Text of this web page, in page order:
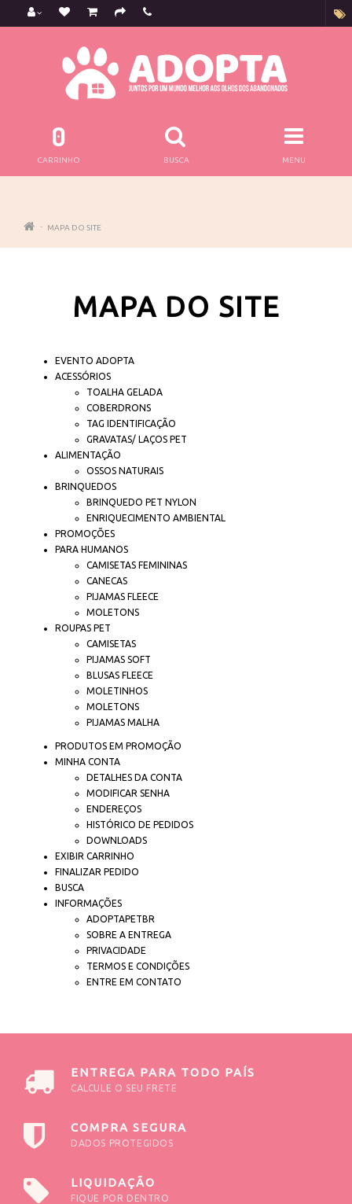
MENU
BUSCA
0
CARRINHO
MAPA DO SITE
MAPA DO SITE
EVENTO ADOPTA
ACESSÓRIOS
TOALHA GELADA
COBERDRONS
TAG IDENTIFICAÇÃO
GRAVATAS/ LAÇOS PET
ALIMENTAÇÃO
OSSOS NATURAIS
BRINQUEDOS
BRINQUEDO PET NYLON
ENRIQUECIMENTO AMBIENTAL
PROMOÇÕES
PARA HUMANOS
CAMISETAS FEMININAS
CANECAS
PIJAMAS FLEECE
MOLETONS
ROUPAS PET
CAMISETAS
PIJAMAS SOFT
BLUSAS FLEECE
MOLETINHOS
MOLETONS
PIJAMAS MALHA
PRODUTOS EM PROMOÇÃO
MINHA CONTA
DETALHES DA CONTA
MODIFICAR SENHA
ENDEREÇOS
HISTÓRICO DE PEDIDOS
DOWNLOADS
EXIBIR CARRINHO
FINALIZAR PEDIDO
BUSCA
INFORMAÇÕES
ADOPTAPETBR
SOBRE A ENTREGA
PRIVACIDADE
TERMOS E CONDIÇÕES
ENTRE EM CONTATO
ENTREGA PARA TODO PAÍS
CALCULE O SEU FRETE
COMPRA SEGURA
DADOS PROTEGIDOS
LIQUIDAÇÃO
FIQUE POR DENTRO